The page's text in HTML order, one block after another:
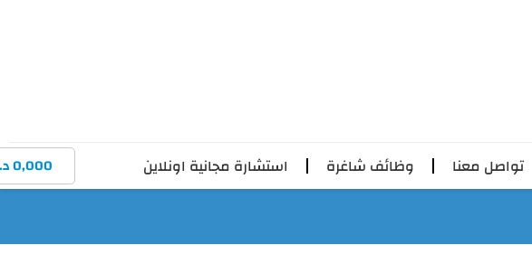
تواصل معنا وظائف شاغرة استشارة مجانية اونلاين 0,000